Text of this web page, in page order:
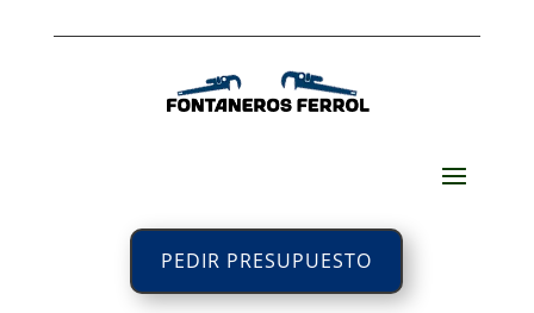
PEDIR PRESUPUESTO